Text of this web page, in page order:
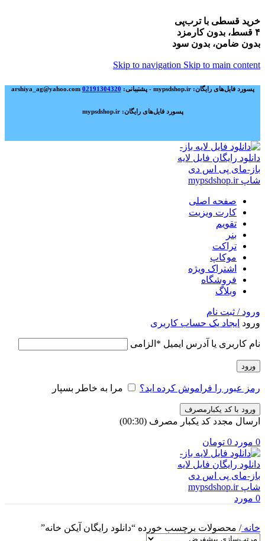
خرید قسطی با ترب‌پی
۴ قسط، بدون کارمزد
بدون ضامن، بدون سود
Skip to navigation Skip to main content
پسورد فایل‌های رایگان: mypsdshop.ir - پشتیبانی: arshiya_ag@yahoo.com 02191304320
پسورد فایل‌های رایگان: mypsdshop.ir
صفحه اصلی
کارت ویزیت
تقویم
بنر
تراکت
موکاپ
اشتراک ویژه
فروشگاه
وبلاگ
ورود / ثبت نام
ورود ایجاد یک حساب کاربری
نام کاربری یا آدرس ایمیل * الزامی
ورود
رمز عبور را فراموش کرده اید؟ مرا به خاطر بسپار
ورود با کد یکبارمصرف
ارسال مجدد کد یکبار مصرف (00:
30
)
0 مورد 0 تومان
0 مورد
خانه/ محصولات برچسب خورده “دانلود رایگان آیکن خانه”